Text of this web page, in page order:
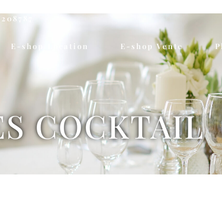
E-shop Location E-shop Vente
COCKTAIL